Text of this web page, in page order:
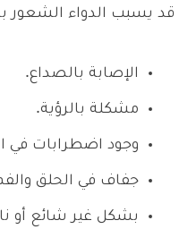
قد يسبب الدواء الشعور
الإصابة بالصداع.
مشكلة بالرؤية.
وجود اضطرابات في
جفاف في الحلق
بشكل غير شائع أو